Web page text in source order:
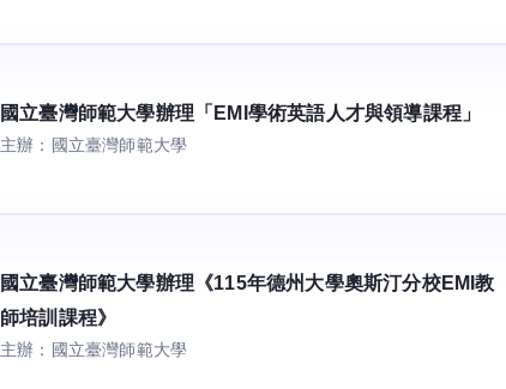
國立臺灣師範大學辦理「EMI學術英語人才與領導課程」
主辦：國立臺灣師範大學
國立臺灣師範大學辦理《115年德州大學奧斯汀分校EMI教
師培訓課程》
主辦：國立臺灣師範大學